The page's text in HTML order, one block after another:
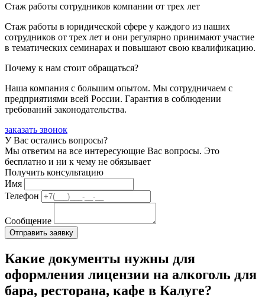
Стаж работы сотрудников компании от трех лет
Стаж работы в юридической сфере у каждого из наших
сотрудников от трех лет и они регулярно принимают участие
в тематических семинарах и повышают свою квалификацию.
Почему к нам стоит обращаться?
Наша компания с большим опытом. Мы сотрудничаем с
предприятиями всей России. Гарантия в соблюдении
требований законодательства.
заказать звонок
У Вас остались вопросы?
Мы ответим на все интересующие Вас вопросы. Это
бесплатно и ни к чему не обязывает
Получить консультацию
Имя
Телефон
Сообщение
Какие документы нужны для
оформления лицензии на алкоголь для
бара, ресторана, кафе в Калуге?